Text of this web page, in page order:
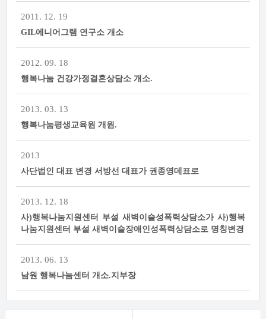
2011. 12. 19
GIL에니어그램 연구소 개소
2012. 09. 18
행복나눔 건강가정결혼상담소 개소.
2013. 03. 13
행복나눔평생교육원 개원.
2013
사단법인 대표 변경 서방선 대표가 권종영데표로
2013. 12. 18
사)행복나눔지원센터 부설 새벽이슬성폭력상담소가 사)행복
나눔지원센터 부설 새벽이슬장애인성폭력상담소로 명칭변경
2013. 06. 13
남원 행복나눔센터 개소.지부장